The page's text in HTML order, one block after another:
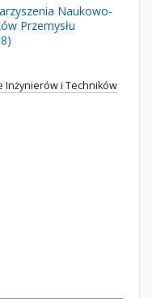
Naukowo-
Przemysłu
Inżynierów i Techników